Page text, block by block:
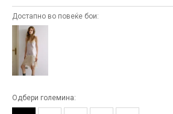
Достапно во повеќе бои:
Одбери големина: